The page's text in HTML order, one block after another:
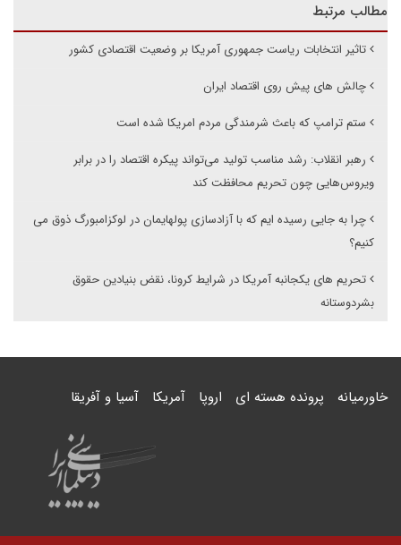
مطالب مرتبط
تاثیر انتخابات ریاست جمهوری آمریکا بر وضعیت اقتصادی کشور
چالش های پیش روی اقتصاد ایران
ستم ترامپ که باعث شرمندگی مردم امریکا شده است
رهبر انقلاب: رشد مناسب تولید می‌تواند پیکره اقتصاد را در برابر
ویروس‌هایی چون تحریم محافظت کند
چرا به جایی رسیده ایم که با آزادسازی پولهایمان در لوکزامبورگ ذوق می
کنیم؟
تحریم های یکجانبه آمریکا در شرایط کرونا، نقض بنیادین حقوق
بشردوستانه
خاورمیانه پرونده هسته ای اروپا آمریکا آسیا و آفریقا